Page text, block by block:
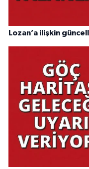
Lozan’a ilişkin